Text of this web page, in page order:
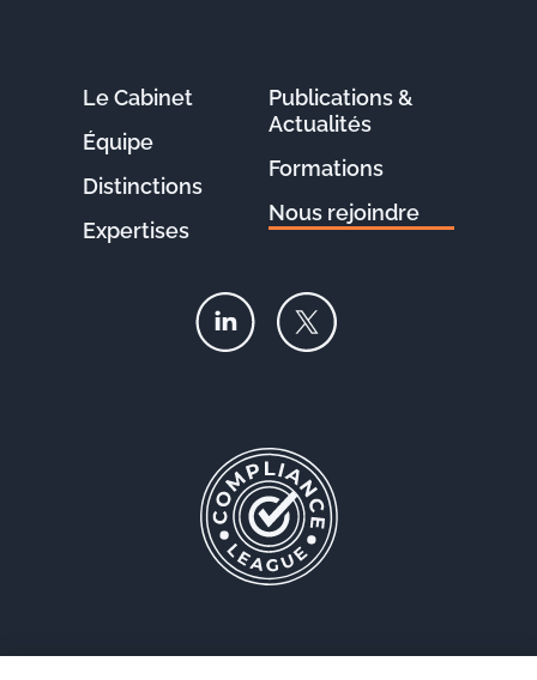
Le Cabinet
Équipe
Distinctions
Expertises
Publications &
Actualités
Formations
Nous rejoindre